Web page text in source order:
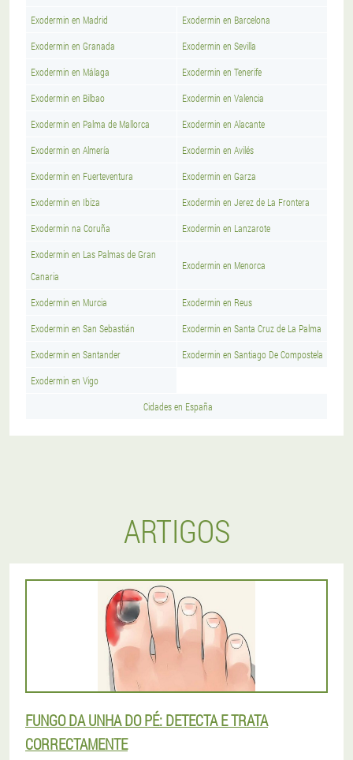
Exodermin en Madrid Exodermin en Barcelona
Exodermin en Granada Exodermin en Sevilla
Exodermin en Málaga Exodermin en Tenerife
Exodermin en Bilbao Exodermin en Valencia
Exodermin en Palma de Mallorca Exodermin en Alacante
Exodermin en Almería Exodermin en Avilés
Exodermin en Fuerteventura Exodermin en Garza
Exodermin en Ibiza Exodermin en Jerez de La Frontera
Exodermin na Coruña Exodermin en Lanzarote
Exodermin en Las Palmas de Gran
Canaria
Exodermin en Menorca
Exodermin en Murcia Exodermin en Reus
Exodermin en San Sebastián Exodermin en Santa Cruz de La Palma
Exodermin en Santander Exodermin en Santiago De Compostela
Exodermin en Vigo
Cidades en España
ARTIGOS
FUNGO DA UNHA DO PÉ: DETECTA E TRATA
CORRECTAMENTE